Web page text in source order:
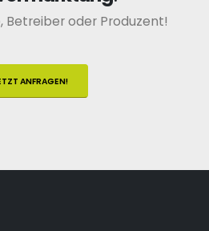
Betreiber oder Produzent!
ANFRAGEN!